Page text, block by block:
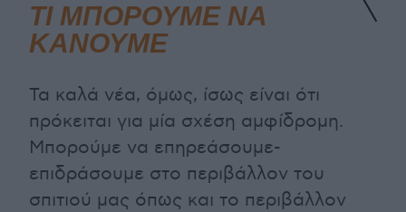
ΤΙ ΜΠΟΡΟΥΜΕ ΝΑ
ΚΑΝΟΥΜΕ
Τα καλά νέα, όμως, ίσως είναι ότι
πρόκειται για μία σχέση αμφίδρομη.
Μπορούμε να επηρεάσουμε-
επιδράσουμε στο περιβάλλον του
σπιτιού μας όπως και το περιβάλλον